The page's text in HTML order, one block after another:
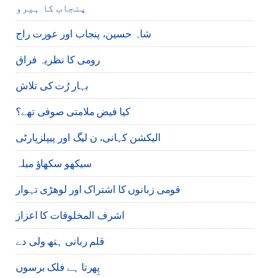
پنجاب کا ہیرو
شاہ حسین، پنجاب اور عورت راج
رومی کا نظریہ فراق
بہار رُت کی تلاش
کیا فیض ملامتی صوفی تھے؟
الیکشن کہانی، ن لیگ اور پیپلزپارٹی
سیکھو سکھاؤ میلہ
قومی زبانوں کا اشتراک اور لوھڑی تہوار
اشرف المخلوقات کا اعزاز
قلم ربانی ہتھ ولی دے
پِھرتا ہے فلک برسوں